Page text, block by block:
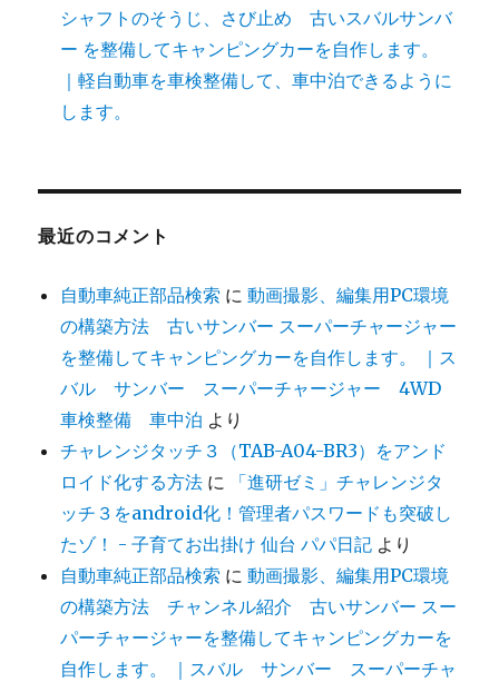
シャフトのそうじ、さび止め 古いスバルサンバ
ー を整備してキャンピングカーを自作します。
｜軽自動車を車検整備して、車中泊できるように
します。
最近のコメント
自動車純正部品検索 に動画撮影、編集用PC環境
の構築方法 古いサンバー スーパーチャージャー
を整備してキャンピングカーを自作します。 ｜ス
バル サンバー スーパーチャージャー 4WD
車検整備 車中泊 より
チャレンジタッチ３（TAB-A04-BR3）をアンド
ロイド化する方法 に
「進研ゼミ」チャレンジタ
ッチ３をandroid化！管理者パスワードも突破し
たゾ！ - 子育てお出掛け 仙台 パパ日記 より
自動車純正部品検索 に動画撮影、編集用PC環境
の構築方法 チャンネル紹介 古いサンバー スー
パーチャージャーを整備してキャンピングカーを
自作します。 ｜スバル サンバー スーパーチャ